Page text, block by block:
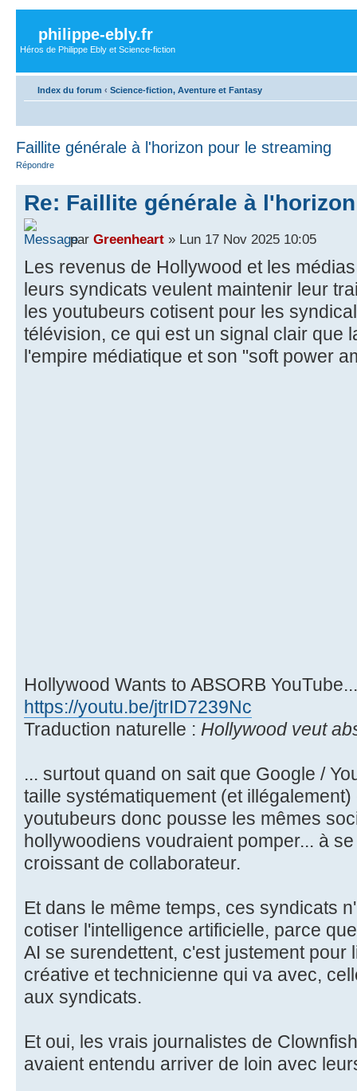
philippe-ebly.fr
Héros de Philippe Ebly et Science-fiction
Index du forum ‹ Science-fiction, Aventure et Fantasy
Faillite générale à l'horizon pour le streaming
Répondre
Re: Faillite générale à
par Greenheart » Lun 17 Nov 2025 10:05
Les revenus de Hollywood et les
leurs syndicats veulent maintenir leur
les youtubeurs cotisent pour les
télévision, ce qui est un signal clair que
l'empire médiatique et son "soft power
Hollywood Wants to ABSORB
https://youtu.be/jtrID7239Nc
Traduction naturelle : Hollywood veut
... surtout quand on sait que Google /
taille systématiquement (et
youtubeurs donc pousse les mêmes
hollywoodiens voudraient pomper... à
croissant de collaborateur.
Et dans le même temps, ces syndicats
cotiser l'intelligence artificielle, parce
AI se surendettent, c'est justement pour
créative et technicienne qui va avec,
aux syndicats.
Et oui, les vrais journalistes de
avaient entendu arriver de loin avec